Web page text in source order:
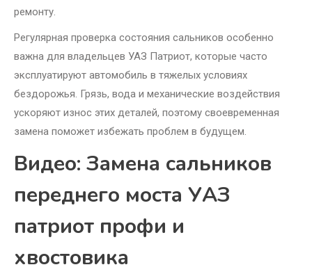
ремонту.
Регулярная проверка состояния сальников особенно
важна для владельцев УАЗ Патриот, которые часто
эксплуатируют автомобиль в тяжелых условиях
бездорожья. Грязь, вода и механические воздействия
ускоряют износ этих деталей, поэтому своевременная
замена поможет избежать проблем в будущем.
Видео: Замена сальников
переднего моста УАЗ
патриот профи и
хвостовика